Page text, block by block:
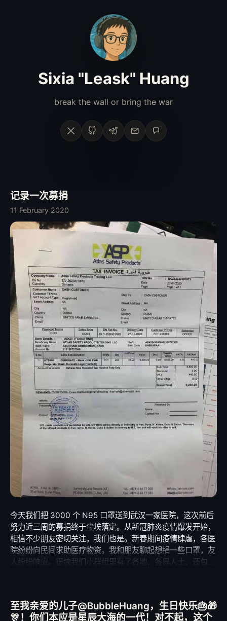
Sixia "Leask" Huang
break the wall or bring the war
X GitHubTelegram
Email Phone
记录一次募捐
11 February 2020
今天我们把 3000 个 N95 口罩送到武汉一家医院，这次前后
努力近三周的募捐终于尘埃落定。从新冠肺炎疫情爆发开始，
相信不少朋友密切关注，我们也是。新春期间疫情肆虐，各医
院纷纷向民间求助医疗物资。我和朋友聊起想捐一些口罩，友
人纷纷响应。很快我们小群组里有了各地、各界人士，还包括
武汉，自己人接手亲自交到一线医生手中。其间故事各种曲
至我亲爱的儿子@BubbleHuang，生日快乐🎂🎁
🎊！你们本应是星辰大海的一代！对不起，这个